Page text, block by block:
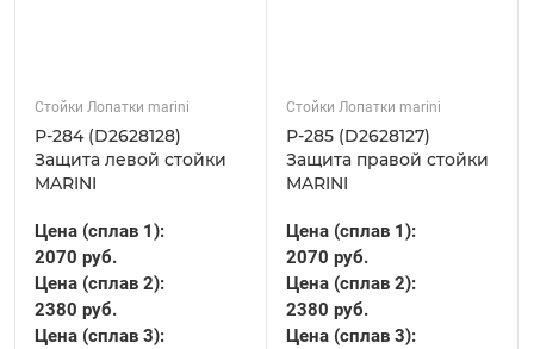
Стойки Лопатки marini
Р-284 (D2628128)
Защита левой стойки
MARINI
Цена (сплав 1):
2070 руб.
Цена (сплав 2):
2380 руб.
Цена (сплав 3):
Стойки Лопатки marini
Р-285 (D2628127)
Защита правой стойки
MARINI
Цена (сплав 1):
2070 руб.
Цена (сплав 2):
2380 руб.
Цена (сплав 3):